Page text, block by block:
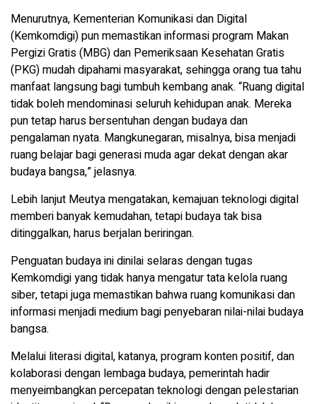
Menurutnya, Kementerian Komunikasi dan Digital
(Kemkomdigi) pun memastikan informasi program Makan
Pergizi Gratis (MBG) dan Pemeriksaan Kesehatan Gratis
(PKG) mudah dipahami masyarakat, sehingga orang tua tahu
manfaat langsung bagi tumbuh kembang anak. “Ruang digital
tidak boleh mendominasi seluruh kehidupan anak. Mereka
pun tetap harus bersentuhan dengan budaya dan
pengalaman nyata. Mangkunegaran, misalnya, bisa menjadi
ruang belajar bagi generasi muda agar dekat dengan akar
budaya bangsa,” jelasnya.
Lebih lanjut Meutya mengatakan, kemajuan teknologi digital
memberi banyak kemudahan, tetapi budaya tak bisa
ditinggalkan, harus berjalan beriringan.
Penguatan budaya ini dinilai selaras dengan tugas
Kemkomdigi yang tidak hanya mengatur tata kelola ruang
siber, tetapi juga memastikan bahwa ruang komunikasi dan
informasi menjadi medium bagi penyebaran nilai-nilai budaya
bangsa.
Melalui literasi digital, katanya, program konten positif, dan
kolaborasi dengan lembaga budaya, pemerintah hadir
menyeimbangkan percepatan teknologi dengan pelestarian